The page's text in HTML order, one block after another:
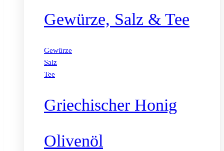
Gewürze, Salz & Tee
Gewürze
Salz
Tee
Griechischer Honig
Olivenöl